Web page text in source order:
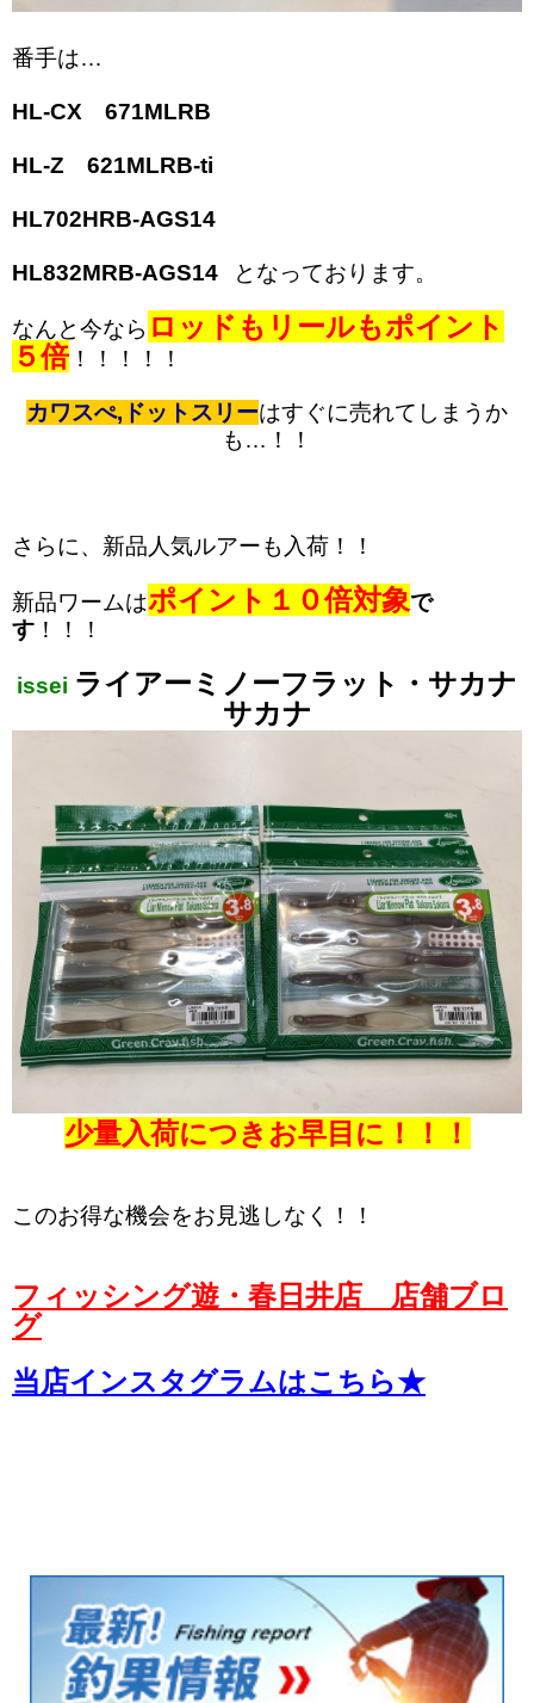
番手は…
HL-CX 671MLRB
HL-Z 621MLRB-ti
HL702HRB-AGS14
HL832MRB-AGS14 となっております。
なんと今なら ロッドもリールもポイント
５倍！！！！！
カワスぺ,ドットスリーはすぐに売れてしまうか
も…！！
さらに、新品人気ルアーも入荷！！
新品ワームはポイント１０倍対象で
す ！！！
issei ライアーミノーフラット・サカナ
サカナ
少量入荷につきお早目に！！！
このお得な機会をお見逃しなく！！
フィッシング遊・春日井店 店舗ブロ
グ
当店インスタグラムはこちら★